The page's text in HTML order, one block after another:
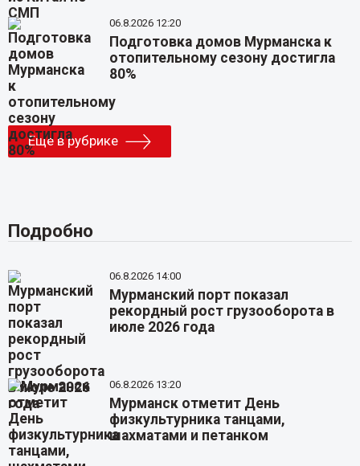
06.8.2026 12:20
Подготовка домов Мурманска к
отопительному сезону достигла
80%
Еще в рубрике
Подробно
06.8.2026 14:00
Мурманский порт показал
рекордный рост грузооборота в
июле 2026 года
06.8.2026 13:20
Мурманск отметит День
физкультурника танцами,
шахматами и петанком